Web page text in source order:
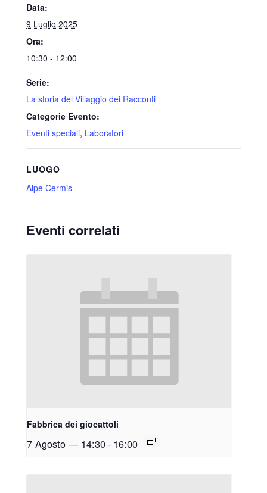
Data:
9 Luglio 2025
Ora:
10:30 - 12:00
Serie:
La storia del Villaggio dei Racconti
Categorie Evento:
Eventi speciali, Laboratori
LUOGO
Alpe Cermis
Eventi correlati
Fabbrica dei giocattoli
7 Agosto — 14:30- 16:00